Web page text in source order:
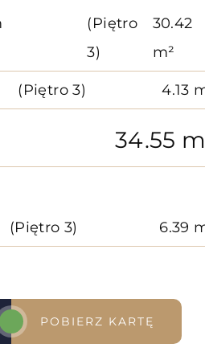
(Piętro
3)
30.42
m²
(Piętro 3) 4.13
34.55
(Piętro 3) 6.39
POBIERZ KARTĘ